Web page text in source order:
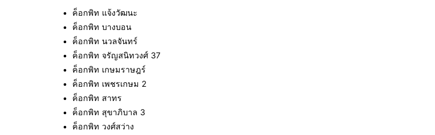
ค็อกพิท แจ้งวัฒนะ
ค็อกพิท บางบอน
ค็อกพิท นวลจันทร์
ค็อกพิท จรัญสนิทวงศ์ 37
ค็อกพิท เกษมราษฎร์
ค็อกพิท เพชรเกษม 2
ค็อกพิท สาทร
ค็อกพิท สุขาภิบาล 3
ค็อกพิท วงศ์สว่าง